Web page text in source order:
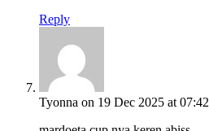
Reply
Tyonna on 19 Dec 2025 at 07:42